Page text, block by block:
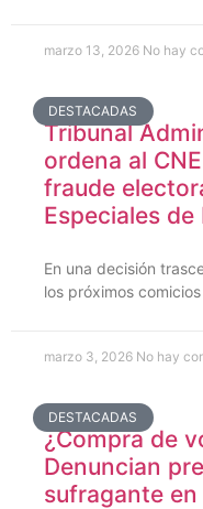
marzo 13, 2026 No hay
DESTACADAS
Tribunal
ordena al
fraude
Especiales de
En una decisión
los próximos
marzo 3, 2026 No hay
DESTACADAS
¿Compra de
Denuncian
sufragante